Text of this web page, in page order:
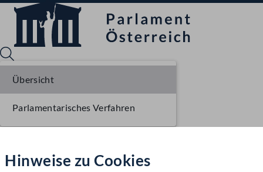
Hilfe
Hinweise zu Cookies
Übersicht
Parlamentarisches Verfahren